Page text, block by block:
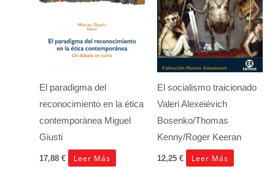
El paradigma del
reconocimiento en la ética
contemporánea Miguel
Giusti
17,88 € Leer Más
El socialismo traicionado
Valeri Alexeiévich
Bosenko/Thomas
Kenny/Roger Keeran
12,25 € Leer Más